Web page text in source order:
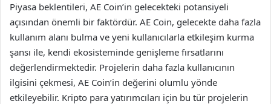
Piyasa beklentileri, AE Coin’in gelecekteki potansiyeli
açısından önemli bir faktördür. AE Coin, gelecekte daha fazla
kullanım alanı bulma ve yeni kullanıcılarla etkileşim kurma
şansı ile, kendi ekosisteminde genişleme fırsatlarını
değerlendirmektedir. Projelerin daha fazla kullanıcının
ilgisini çekmesi, AE Coin’in değerini olumlu yönde
etkileyebilir. Kripto para yatırımcıları için bu tür projelerin